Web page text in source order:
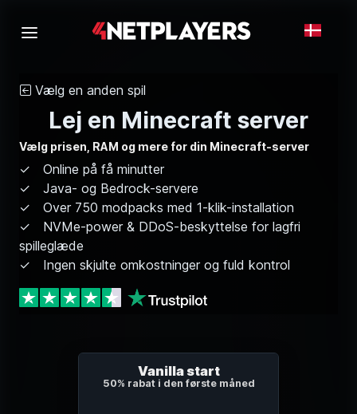
Vælg en anden spil
Lej en Minecraft server
Vælg prisen, RAM og mere for din Minecraft-server
Online på få minutter
Java- og Bedrock-servere
Over 750 modpacks med 1-klik-installation
NVMe-power & DDoS-beskyttelse for lagfri
spilleglæde
Ingen skjulte omkostninger og fuld kontrol
Vanilla start
50% rabat i den første måned